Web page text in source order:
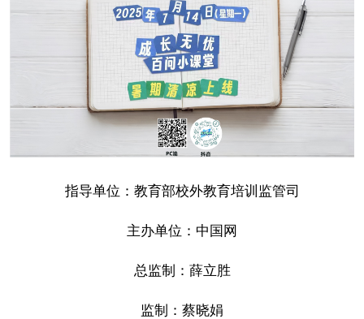
指导单位：教育部校外教育培训监管司
主办单位：中国网
总监制：薛立胜
监制：蔡晓娟